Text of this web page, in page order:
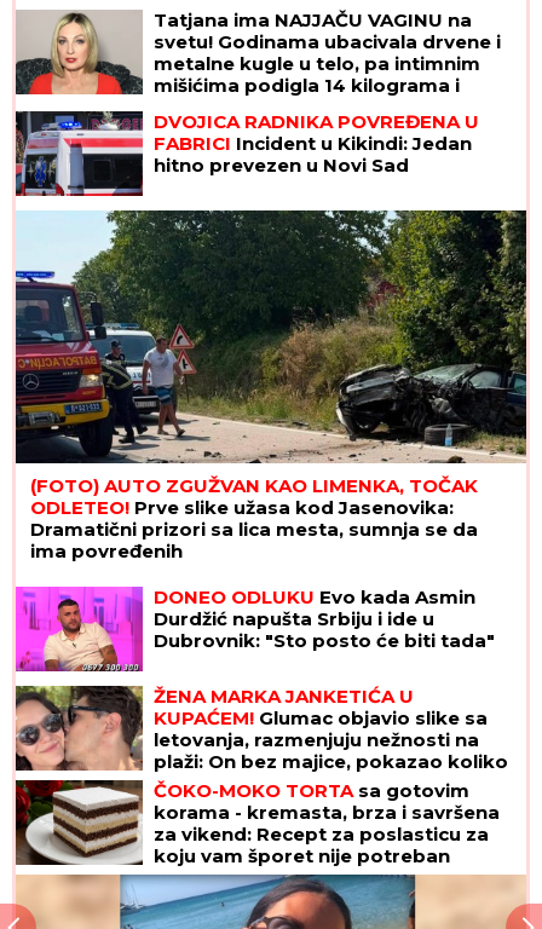
OŽENIO SE DEJAN KRALJ!Bio na
korak od MONAŠTVA, a onda se
desio SUDBONOSNI PREOKRET -
Branka je njegova PRAVA LJUBAV!
svetu! Godinama ubacivala drvene i
metalne kugle u telo, pa intimnim
mišićima podigla 14 kilograma i
"To je Božji blagoslov!" Radost u domu Dragana
Stankovića 4 dana nakon veridbe, emotivnim
rečiam se obratio verenici (FOTO)
DVOJICA RADNIKA POVREĐENA U
hitno prevezen u Novi Sad
KRATAK ŠORTS OTKRIO CELU
oduška u bašti restorana, SVI
POLETELI DA KOMENTARIŠU! (FOTO)